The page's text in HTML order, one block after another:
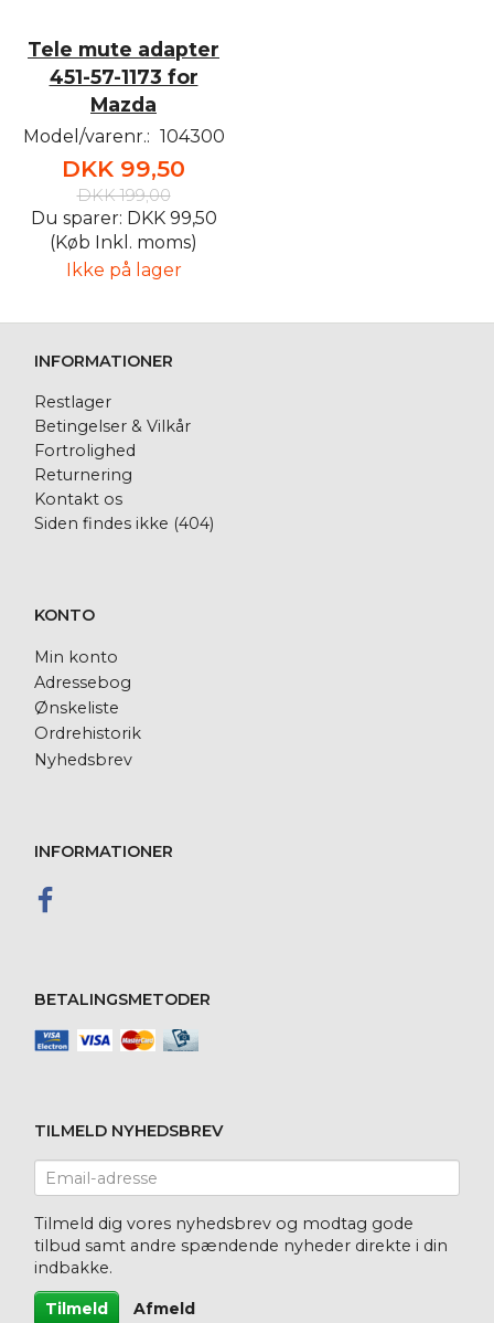
Tele mute adapter
451-57-1173 for
Mazda
Model/varenr.: 104300
DKK 99,50
DKK 199,00
Du sparer: DKK 99,50
(Køb Inkl. moms)
Ikke på lager
INFORMATIONER
Restlager
Betingelser & Vilkår
Fortrolighed
Returnering
Kontakt os
Siden findes ikke (404)
KONTO
Min konto
Adressebog
Ønskeliste
Ordrehistorik
Nyhedsbrev
INFORMATIONER
BETALINGSMETODER
TILMELD NYHEDSBREV
Email-
adresse
Tilmeld dig vores nyhedsbrev og modtag gode
tilbud samt andre spændende nyheder direkte i din
indbakke.
Tilmeld Afmeld